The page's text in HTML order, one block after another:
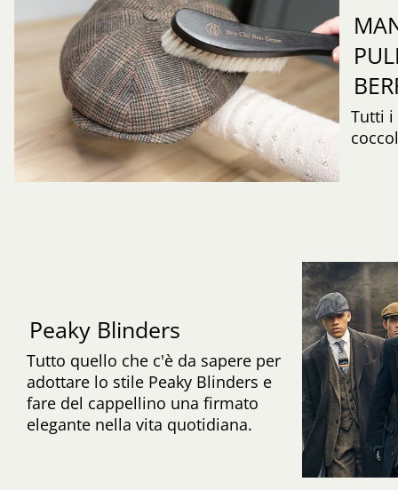
Tutti i
Peaky Blinders
Tutto quello che c'è da sapere per
adottare lo stile Peaky Blinders e
fare del cappellino una firmato
elegante nella vita quotidiana.